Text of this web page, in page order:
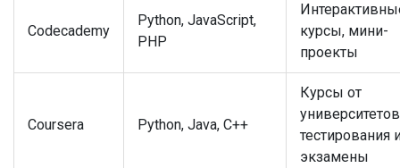
Codecademy
Python, JavaScript,
PHP
курсы, мини-
проекты
Coursera Python, Java, C++
Курсы от
тестирования
экзамены